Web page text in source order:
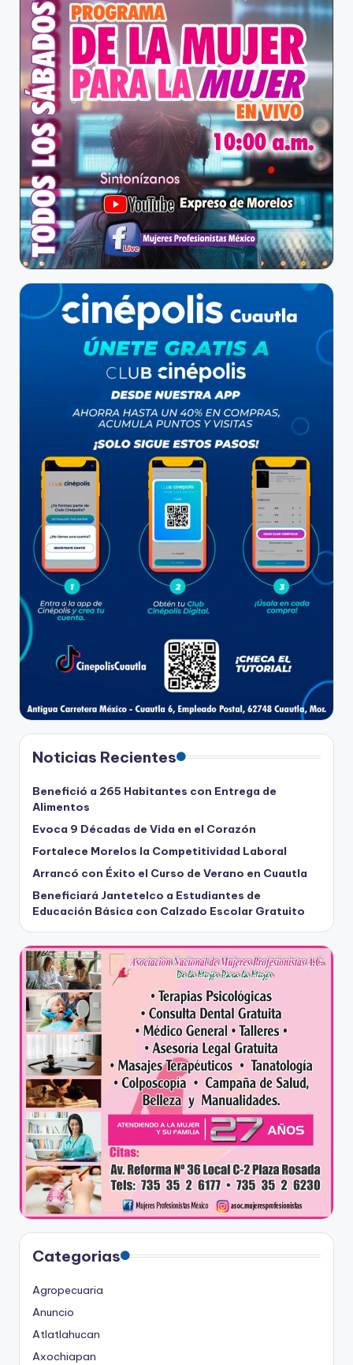
Noticias Recientes
Benefició a 265 Habitantes con Entrega de
Alimentos
Evoca 9 Décadas de Vida en el Corazón
Fortalece Morelos la Competitividad Laboral
Arrancó con Éxito el Curso de Verano en Cuautla
Beneficiará Jantetelco a Estudiantes de
Educación Básica con Calzado Escolar Gratuito
Categorias
Agropecuaria
Anuncio
Atlatlahucan
Axochiapan